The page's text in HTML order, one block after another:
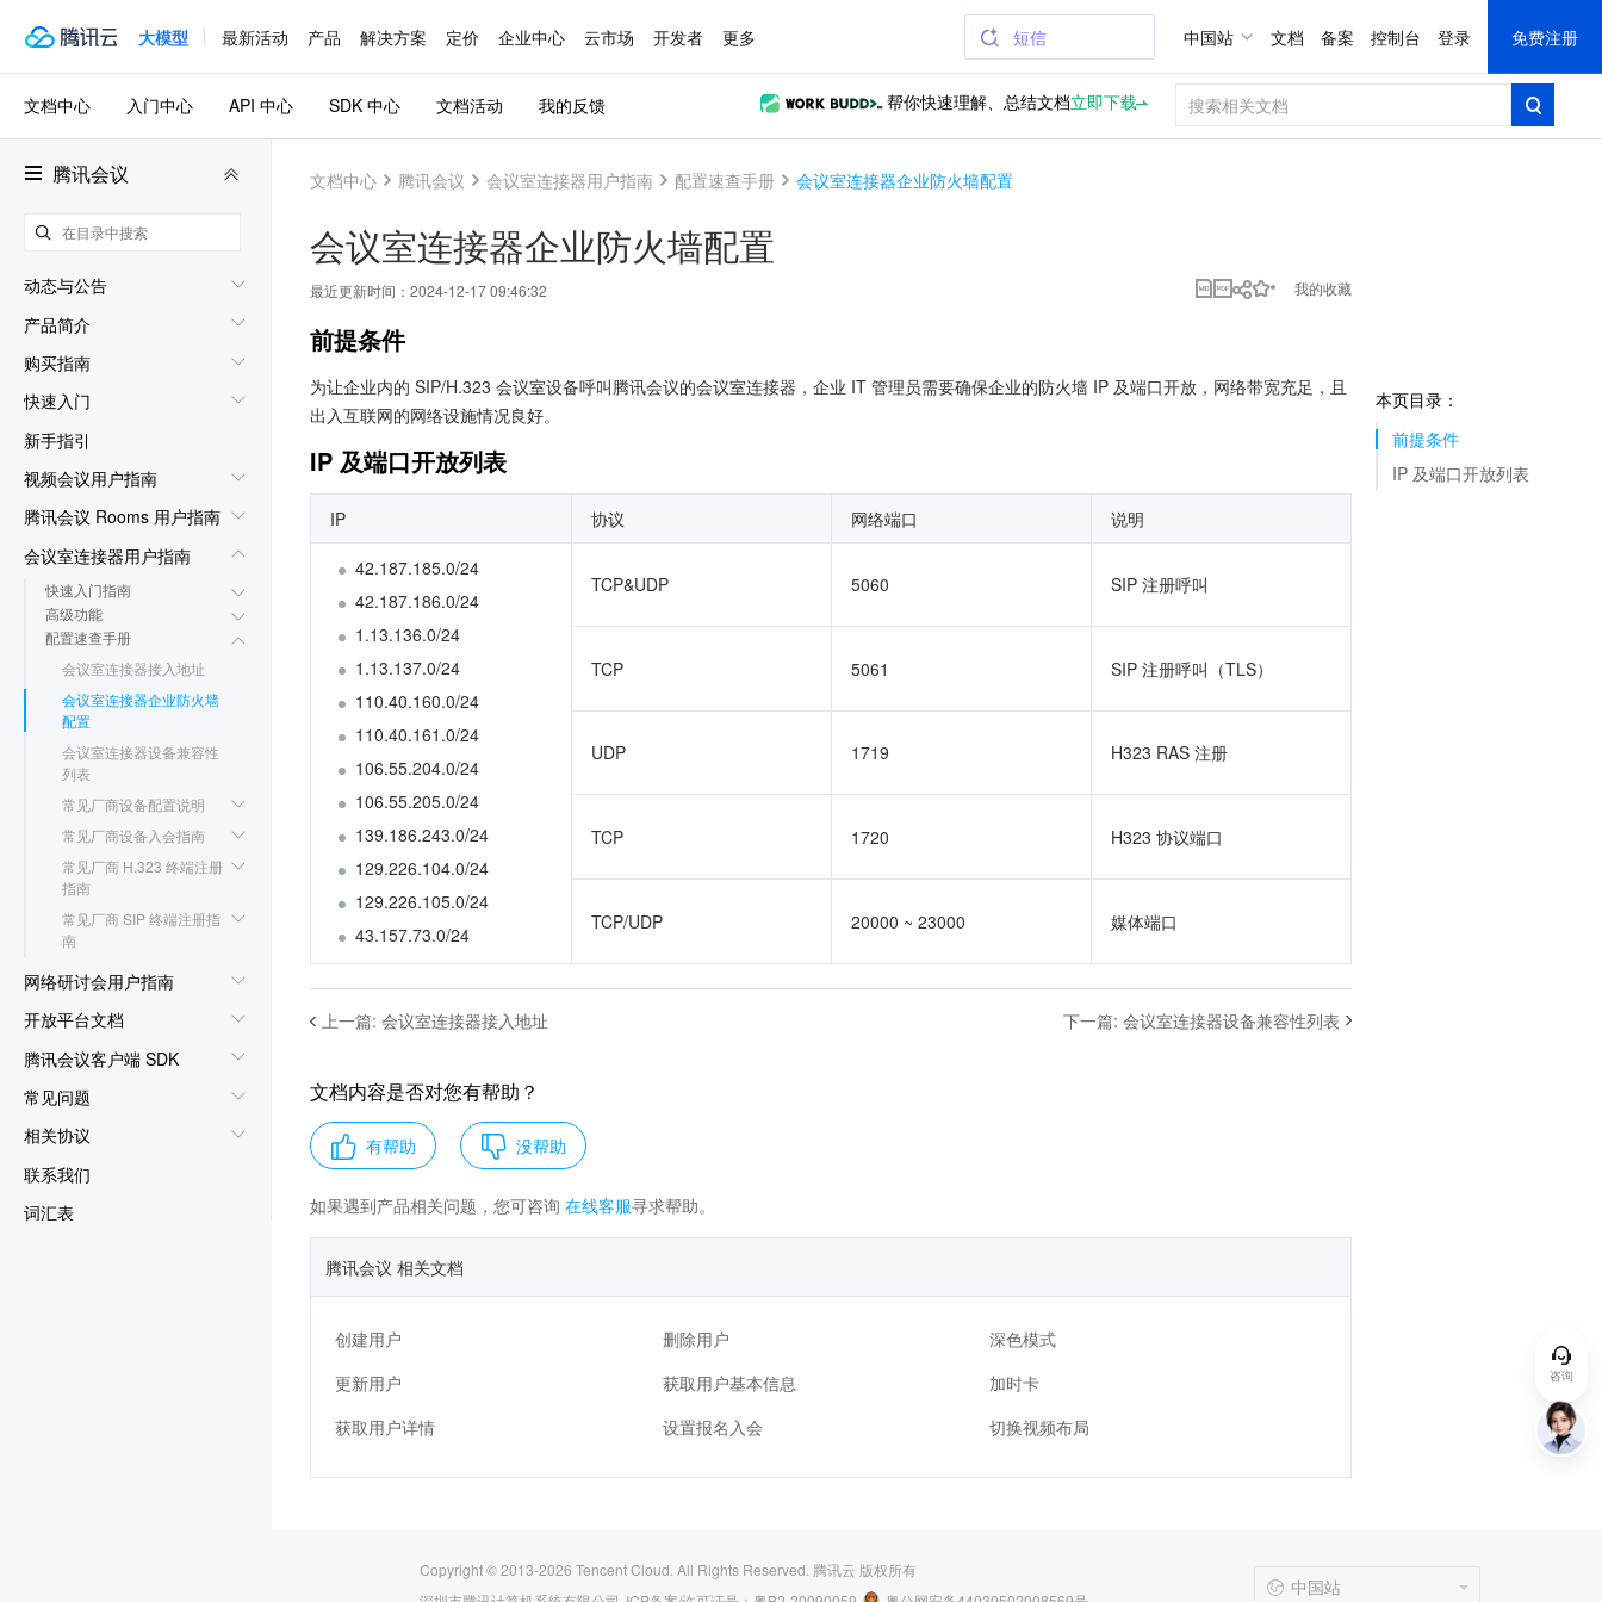
大模型 最新活动 产品 解决方案 定价 企业中心 云市场 开发者 更多 短信 中国站 文档 备案 控制台 登录 免费注册
腾讯会议
动态与公告
产品简介
购买指南
快速入门
新手指引
视频会议用户指南
腾讯会议 Rooms 用户指南
会议室连接器用户指南
快速入门指南
高级功能
配置速查手册
会议室连接器接入地址
会议室连接器企业防火墙
配置
会议室连接器设备兼容性
列表
常见厂商设备配置说明
常见厂商设备入会指南
常见厂商 H.323 终端注册
指南
常见厂商 SIP 终端注册指
南
网络研讨会用户指南
开放平台文档
腾讯会议客户端 SDK
常见问题
相关协议
联系我们
词汇表
文档中心 入门中心 API 中心 SDK 中心 文档活动 我的反馈 帮你快速理解、总结文档立即下载
文档中心 腾讯会议 会议室连接器用户指南 配置速查手册 会议室连接器企业防火墙配置
会议室连接器企业防火墙配置
最近更新时间： 2024-12-17 09:46:32 我的收藏
本页目录：
前提条件
IP 及端口开放列表
前提条件
为让企业内的 SIP/H.323 会议室设备呼叫腾讯会议的会议室连接器，企业 IT 管理员需要确保企业的防火墙 IP 及端口开放，网络带宽充足，且
出入互联网的网络设施情况良好。
IP 及端口开放列表
IP 协议 网络端口 说明
42.187.185.0/24
42.187.186.0/24
1.13.136.0/24
1.13.137.0/24
110.40.160.0/24
110.40.161.0/24
106.55.204.0/24
106.55.205.0/24
139.186.243.0/24
129.226.104.0/24
129.226.105.0/24
43.157.73.0/24
TCP&UDP 5060 SIP 注册呼叫
TCP 5061 SIP 注册呼叫（TLS）
UDP 1719 H323 RAS 注册
TCP 1720 H323 协议端口
TCP/UDP 20000 ~ 23000 媒体端口
上一篇: 会议室连接器接入地址 下一篇: 会议室连接器设备兼容性列表
文档内容是否对您有帮助？
有帮助 没帮助
如果遇到产品相关问题，您可咨询 在线客服寻求帮助。
腾讯会议 相关文档
创建用户 删除用户
深色模式
更新用户
获取用户基本信息
加时卡
获取用户详情
设置报名入会 切换视频布局
Copyright © 2013-2026 Tencent Cloud. All Rights Reserved. 腾讯云 版权所有
中国站
咨询